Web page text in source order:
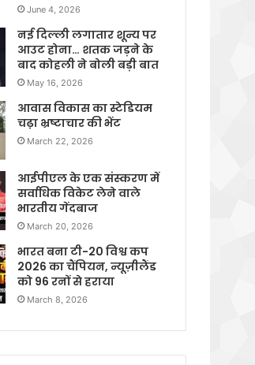
June 4, 2026
नई दिल्ली लगातार शून्य पर
आउट होना… शतक जड़ने के
बाद कोहली ने बोली बड़ी बात
May 16, 2026
आवास विकास का स्टेडियम
चढ़ा भ्रष्टाचार की भेंट
March 22, 2026
आईपीएल के एक संस्करण में
सर्वाधिक विकेट लेने वाले
भारतीय गेंदबाज
March 20, 2026
भारत बना टी-20 विश्व कप
2026 का चैंपियन, न्यूज़ीलैंड
को 96 रनों से हराया
March 8, 2026